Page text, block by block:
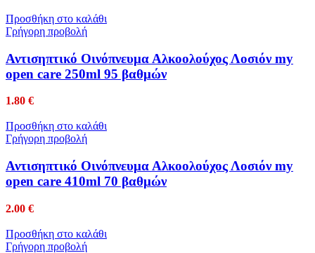
Προσθήκη στο καλάθι
Γρήγορη προβολή
Αντισηπτικό Οινόπνευμα Αλκοολούχος Λοσιόν my
open care 250ml 95 βαθμών
1.80 €
Προσθήκη στο καλάθι
Γρήγορη προβολή
Αντισηπτικό Οινόπνευμα Αλκοολούχος Λοσιόν my
open care 410ml 70 βαθμών
2.00 €
Προσθήκη στο καλάθι
Γρήγορη προβολή